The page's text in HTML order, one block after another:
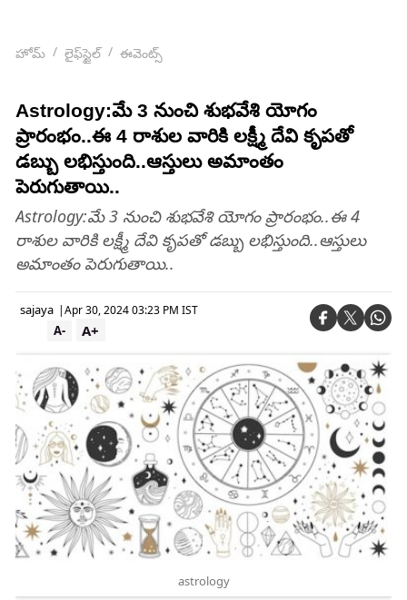
హోమ్ లైఫ్‌స్టైల్ ఈవెంట్స్
Astrology:మే 3 నుంచి శుభవేశి యోగం
ప్రారంభం..ఈ 4 రాశుల వారికి లక్ష్మీ దేవి కృపతో
డబ్బు లభిస్తుంది..ఆస్తులు అమాంతం
పెరుగుతాయి..
Astrology:మే 3 నుంచి శుభవేశి యోగం ప్రారంభం..ఈ 4
రాశుల వారికి లక్ష్మీ దేవి కృపతో డబ్బు లభిస్తుంది..ఆస్తులు
అమాంతం పెరుగుతాయి..
sajaya |Apr 30, 2024 03:23 PM IST
A+
A-
astrology